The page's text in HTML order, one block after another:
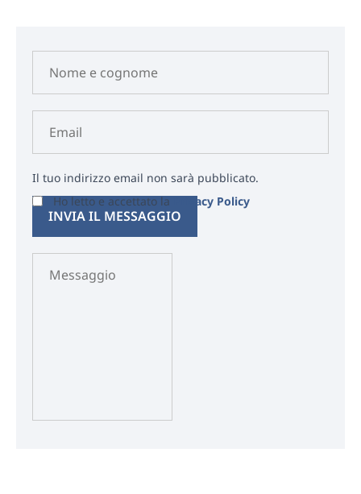
Il tuo indirizzo email non sarà pubblicato.
Ho letto e accettato laPrivacy Policy